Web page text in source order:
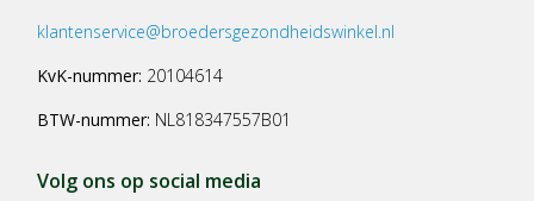
klantenservice@broedersgezondheidswinkel.nl
KvK-nummer: 20104614
BTW-nummer: NL818347557B01
Volg ons op social media